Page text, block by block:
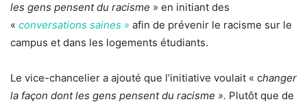
les gens pensent du racisme » en initiant des
« conversations saines » afin de prévenir le racisme sur le
campus et dans les logements étudiants.
Le vice-chancelier a ajouté que l’initiative voulait « changer
la façon dont les gens pensent du racisme ». Plutôt que de